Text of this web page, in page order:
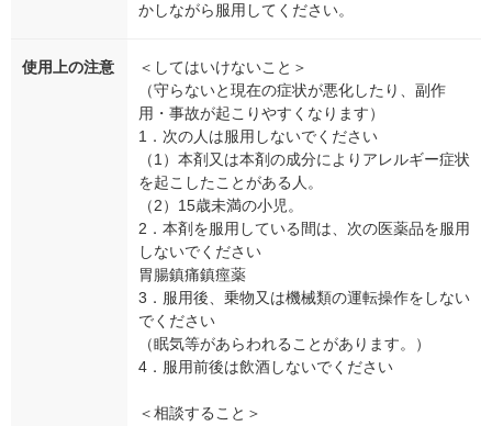
かしながら服用してください。
使用上の注意
＜してはいけないこと＞
（守らないと現在の症状が悪化したり、副作
用・事故が起こりやすくなります）
1．次の人は服用しないでください
（1）本剤又は本剤の成分によりアレルギー症状
を起こしたことがある人。
（2）15歳未満の小児。
2．本剤を服用している間は、次の医薬品を服用
しないでください
胃腸鎮痛鎮痙薬
3．服用後、乗物又は機械類の運転操作をしない
でください
（眠気等があらわれることがあります。）
4．服用前後は飲酒しないでください
＜相談すること＞